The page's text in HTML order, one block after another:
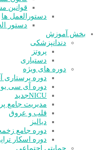
قوانین
دستورالعمل ها
دستور
بخش آموزش
دندانپزشکی
پروتز
دستیاری
دوره های ویژه
دوره پرستاری
دوره آی سی یو
NICUجدید
مدیریت جامع
قلب و عروق
دیالیز
دوره جامع زخم
دوره اسکار
حمایتی اجتماعی